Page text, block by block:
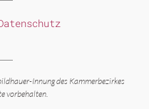
Innung des Kammerbezirkes
vorbehalten.